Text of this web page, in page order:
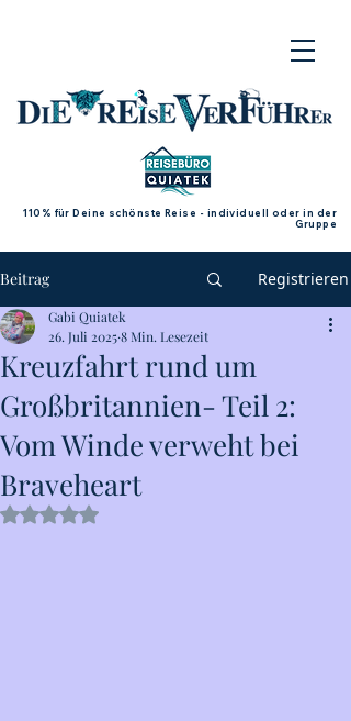
110% für Deine schönste Reise - individuell oder in der
Gruppe
Beitrag Registrieren
Kreuzfahrt rund um
Großbritannien- Teil 2:
Vom Winde verweht bei
Braveheart
Gabi Quiatek
26. Juli 20258 Min. Lesezeit
Mit NaN von 5 Sternen bewertet.